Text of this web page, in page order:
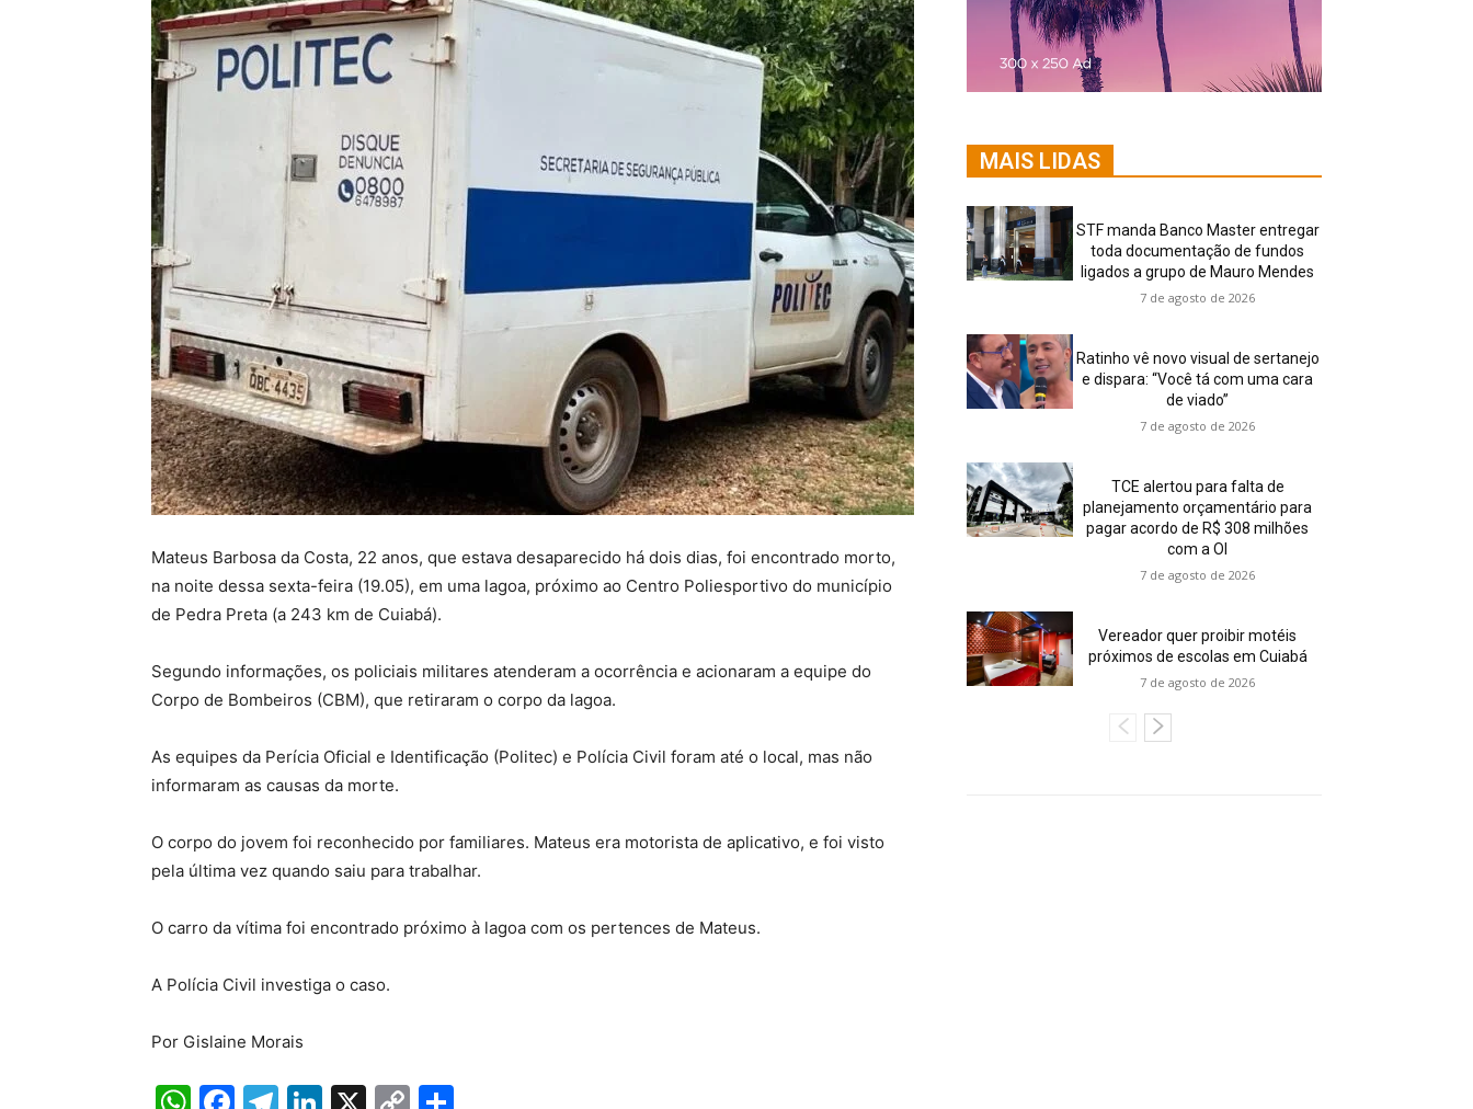
Mateus Barbosa da Costa, 22 anos, que estava desaparecido há dois dias, foi encontrado morto,
na noite dessa sexta-feira (19.05), em uma lagoa, próximo ao Centro Poliesportivo do município
de Pedra Preta (a 243 km de Cuiabá).
Segundo informações, os policiais militares atenderam a ocorrência e acionaram a equipe do
Corpo de Bombeiros (CBM), que retiraram o corpo da lagoa.
As equipes da Perícia Oficial e Identificação (Politec) e Polícia Civil foram até o local, mas não
informaram as causas da morte.
O corpo do jovem foi reconhecido por familiares. Mateus era motorista de aplicativo, e foi visto
pela última vez quando saiu para trabalhar.
O carro da vítima foi encontrado próximo à lagoa com os pertences de Mateus.
A Polícia Civil investiga o caso.
Por Gislaine Morais
MAIS LIDAS
STF manda Banco Master entregar
toda documentação de fundos
ligados a grupo de Mauro Mendes
7 de agosto de 2026
Ratinho vê novo visual de sertanejo
e dispara: “Você tá com uma cara
de viado”
7 de agosto de 2026
TCE alertou para falta de
planejamento orçamentário para
pagar acordo de R$ 308 milhões
com a OI
7 de agosto de 2026
Vereador quer proibir motéis
próximos de escolas em Cuiabá
7 de agosto de 2026